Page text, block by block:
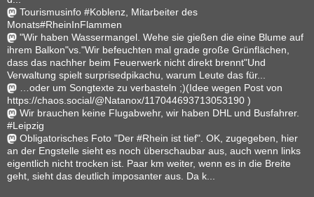
Tourismusinfo #Koblenz, Mitarbeiter des
Monats#RheinInFlammen
"Wir haben Wassermangel. Wehe sie gießen die eine Blume auf
ihrem Balkon"vs."Wir befeuchten mal grade große Grünflächen,
dass das nachher beim Feuerwerk nicht direkt brennt"Und
Verwaltung spielt surprisedpikachu, warum Leute das für...
…oder um Songtexte zu verbasteln ;)(Idee wegen Post von
https://chaos.social/@Natanox/117044693713053190 )
Wir brauchen keine Flugabwehr, wir haben DHL und Busfahrer.
#Leipzig
Obligatorisches Foto "Der #Rhein ist tief". OK, zugegeben, hier
an der Engstelle sieht es noch überschaubar aus, auch wenn links
eigentlich nicht trocken ist. Paar km weiter, wenn es in die Breite
geht, sieht das deutlich imposanter aus. Da k...